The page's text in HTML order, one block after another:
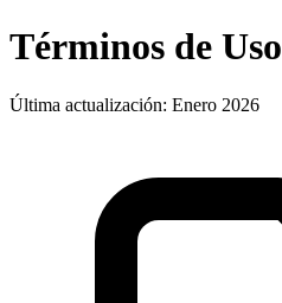
Términos de Uso
Última actualización: Enero 2026